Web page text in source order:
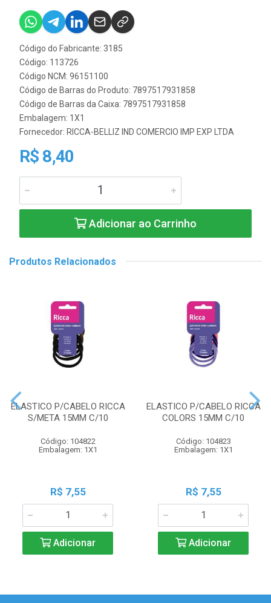
Código do Fabricante: 3185
Código: 113726
Código NCM: 96151100
Código de Barras do Produto: 7897517931858
Código de Barras da Caixa: 7897517931858
Embalagem: 1X1
Fornecedor: RICCA-BELLIZ IND COMERCIO IMP EXP LTDA
R$ 8,40
Adicionar ao Carrinho
Produtos Relacionados
ELASTICO P/CABELO RICCA
S/META 15MM C/10
Código: 104822
Embalagem: 1X1
R$ 7,55
Adicionar
ELASTICO P/CABELO RICCA
COLORS 15MM C/10
Código: 104823
Embalagem: 1X1
R$ 7,55
Adicionar